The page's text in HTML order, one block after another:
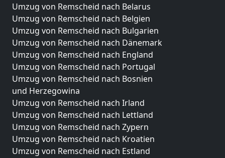
Umzug von Remscheid nach Belarus
Umzug von Remscheid nach Belgien
Umzug von Remscheid nach Bulgarien
Umzug von Remscheid nach Dänemark
Umzug von Remscheid nach England
Umzug von Remscheid nach Portugal
Umzug von Remscheid nach Bosnien
und Herzegowina
Umzug von Remscheid nach Irland
Umzug von Remscheid nach Lettland
Umzug von Remscheid nach Zypern
Umzug von Remscheid nach Kroatien
Umzug von Remscheid nach Estland